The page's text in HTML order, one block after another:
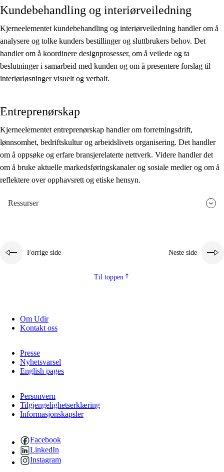
Kundebehandling og interiørveiledning
Kjerneelementet kundebehandling og interiørveiledning handler om å
analysere og tolke kunders bestillinger og sluttbrukers behov. Det
handler om å koordinere designprosesser, om å veilede og ta
beslutninger i samarbeid med kunden og om å presentere forslag til
interiørløsninger visuelt og verbalt.
Entreprenørskap
Kjerneelementet entreprenørskap handler om forretningsdrift,
lønnsomhet, bedriftskultur og arbeidslivets organisering. Det handler
om å oppsøke og erfare bransjerelaterte nettverk. Videre handler det
om å bruke aktuelle markedsføringskanaler og sosiale medier og om å
reflektere over opphavsrett og etiske hensyn.
Ressurser
Forrige side Neste side
Til toppen
Om Udir
Kontakt oss
Presse
Nyhetsvarsel
English pages
Personvern
Tilgjengelighetserklæring
Informasjonskapsler
Facebook
LinkedIn
Instagram